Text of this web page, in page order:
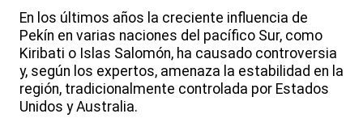
En los últimos años la creciente influencia de
Pekín en varias naciones del pacífico Sur, como
Kiribati o Islas Salomón, ha causado controversia
y, según los expertos, amenaza la estabilidad en la
región, tradicionalmente controlada por Estados
Unidos y Australia.